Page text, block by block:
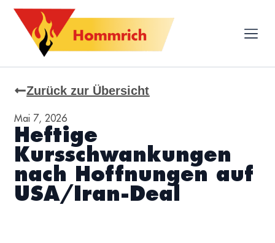
Zurück zur Übersicht
Mai 7, 2026
Heftige
Kursschwankungen
nach Hoffnungen auf
USA/Iran-Deal